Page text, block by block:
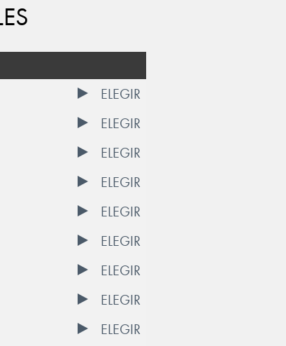
ELEGIR
ELEGIR
ELEGIR
ELEGIR
ELEGIR
ELEGIR
ELEGIR
ELEGIR
ELEGIR